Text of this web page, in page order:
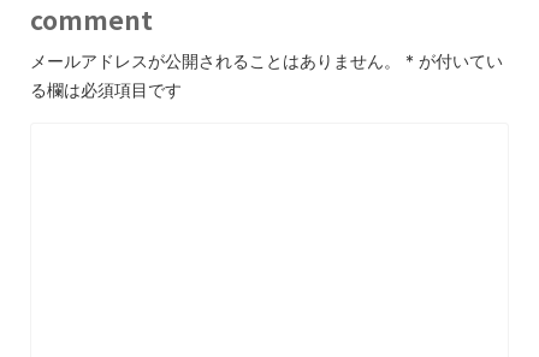
comment
メールアドレスが公開されることはありません。 * が付いてい
る欄は必須項目です